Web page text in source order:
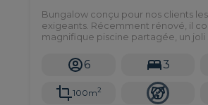
Bungalow conçu pour nos clients
exigeants. Récemment rénové, il
magnifique piscine partagée, un joli
un repas à l'extérieur.
6 3
100m2